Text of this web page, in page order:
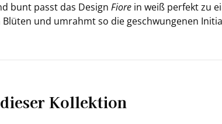
bunt passt das De­sign Fiore in weiß per­fekt zu
und um­rahmt so die ge­schwun­ge­nen
Kollektion